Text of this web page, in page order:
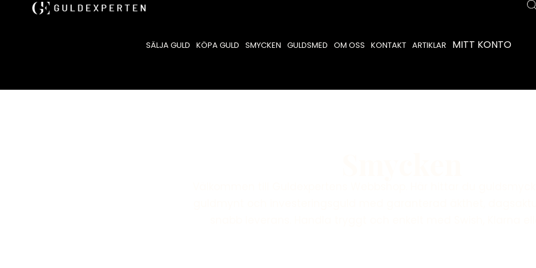
SÄLJA GULD KÖPA GULD SMYCKEN GULDSMED OM OSS KONTAKT ARTIKLAR MITT KONTO